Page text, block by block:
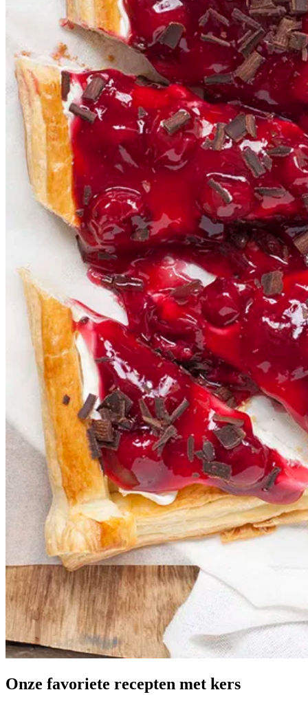
Onze favoriete recepten met kers